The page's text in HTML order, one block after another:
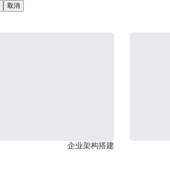
取消
企业架构搭建